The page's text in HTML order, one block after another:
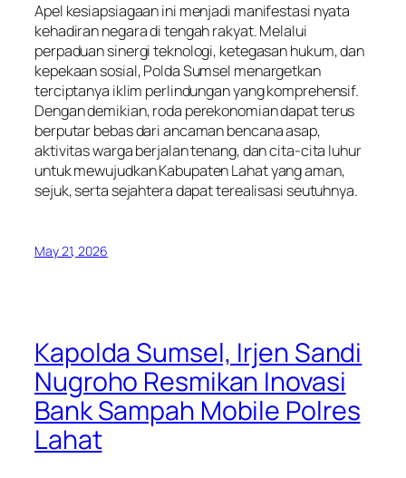
Apel kesiapsiagaan ini menjadi manifestasi nyata
kehadiran negara di tengah rakyat. Melalui
perpaduan sinergi teknologi, ketegasan hukum, dan
kepekaan sosial, Polda Sumsel menargetkan
terciptanya iklim perlindungan yang komprehensif.
Dengan demikian, roda perekonomian dapat terus
berputar bebas dari ancaman bencana asap,
aktivitas warga berjalan tenang, dan cita-cita luhur
untuk mewujudkan Kabupaten Lahat yang aman,
sejuk, serta sejahtera dapat terealisasi seutuhnya.
May 21, 2026
Kapolda Sumsel, Irjen Sandi
Nugroho Resmikan Inovasi
Bank Sampah Mobile Polres
Lahat